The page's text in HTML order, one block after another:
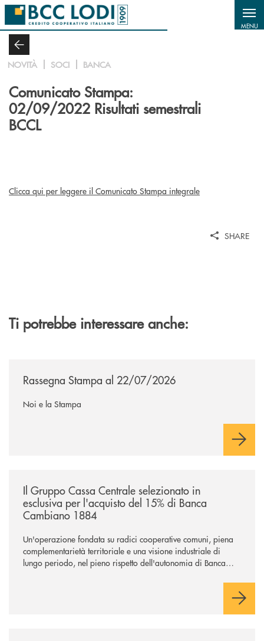
Salta al contenuto principale
MENU
NOVITÀ SOCI BANCA
Comunicato Stampa:
02/09/2022 Risultati semestrali
BCCL
Clicca qui per leggere il Comunicato Stampa integrale
SHARE
Ti potrebbe interessare anche:
Rassegna Stampa al 22/07/2026
Noi e la Stampa
Il Gruppo Cassa Centrale selezionato in
esclusiva per l'acquisto del 15% di Banca
Cambiano 1884
Un'operazione fondata su radici cooperative comuni, piena
complementarietà territoriale e una visione industriale di
lungo periodo, nel pieno rispetto dell'autonomia di Banca
negoziazione esclusiva per la finalizzazione dell’operazione.